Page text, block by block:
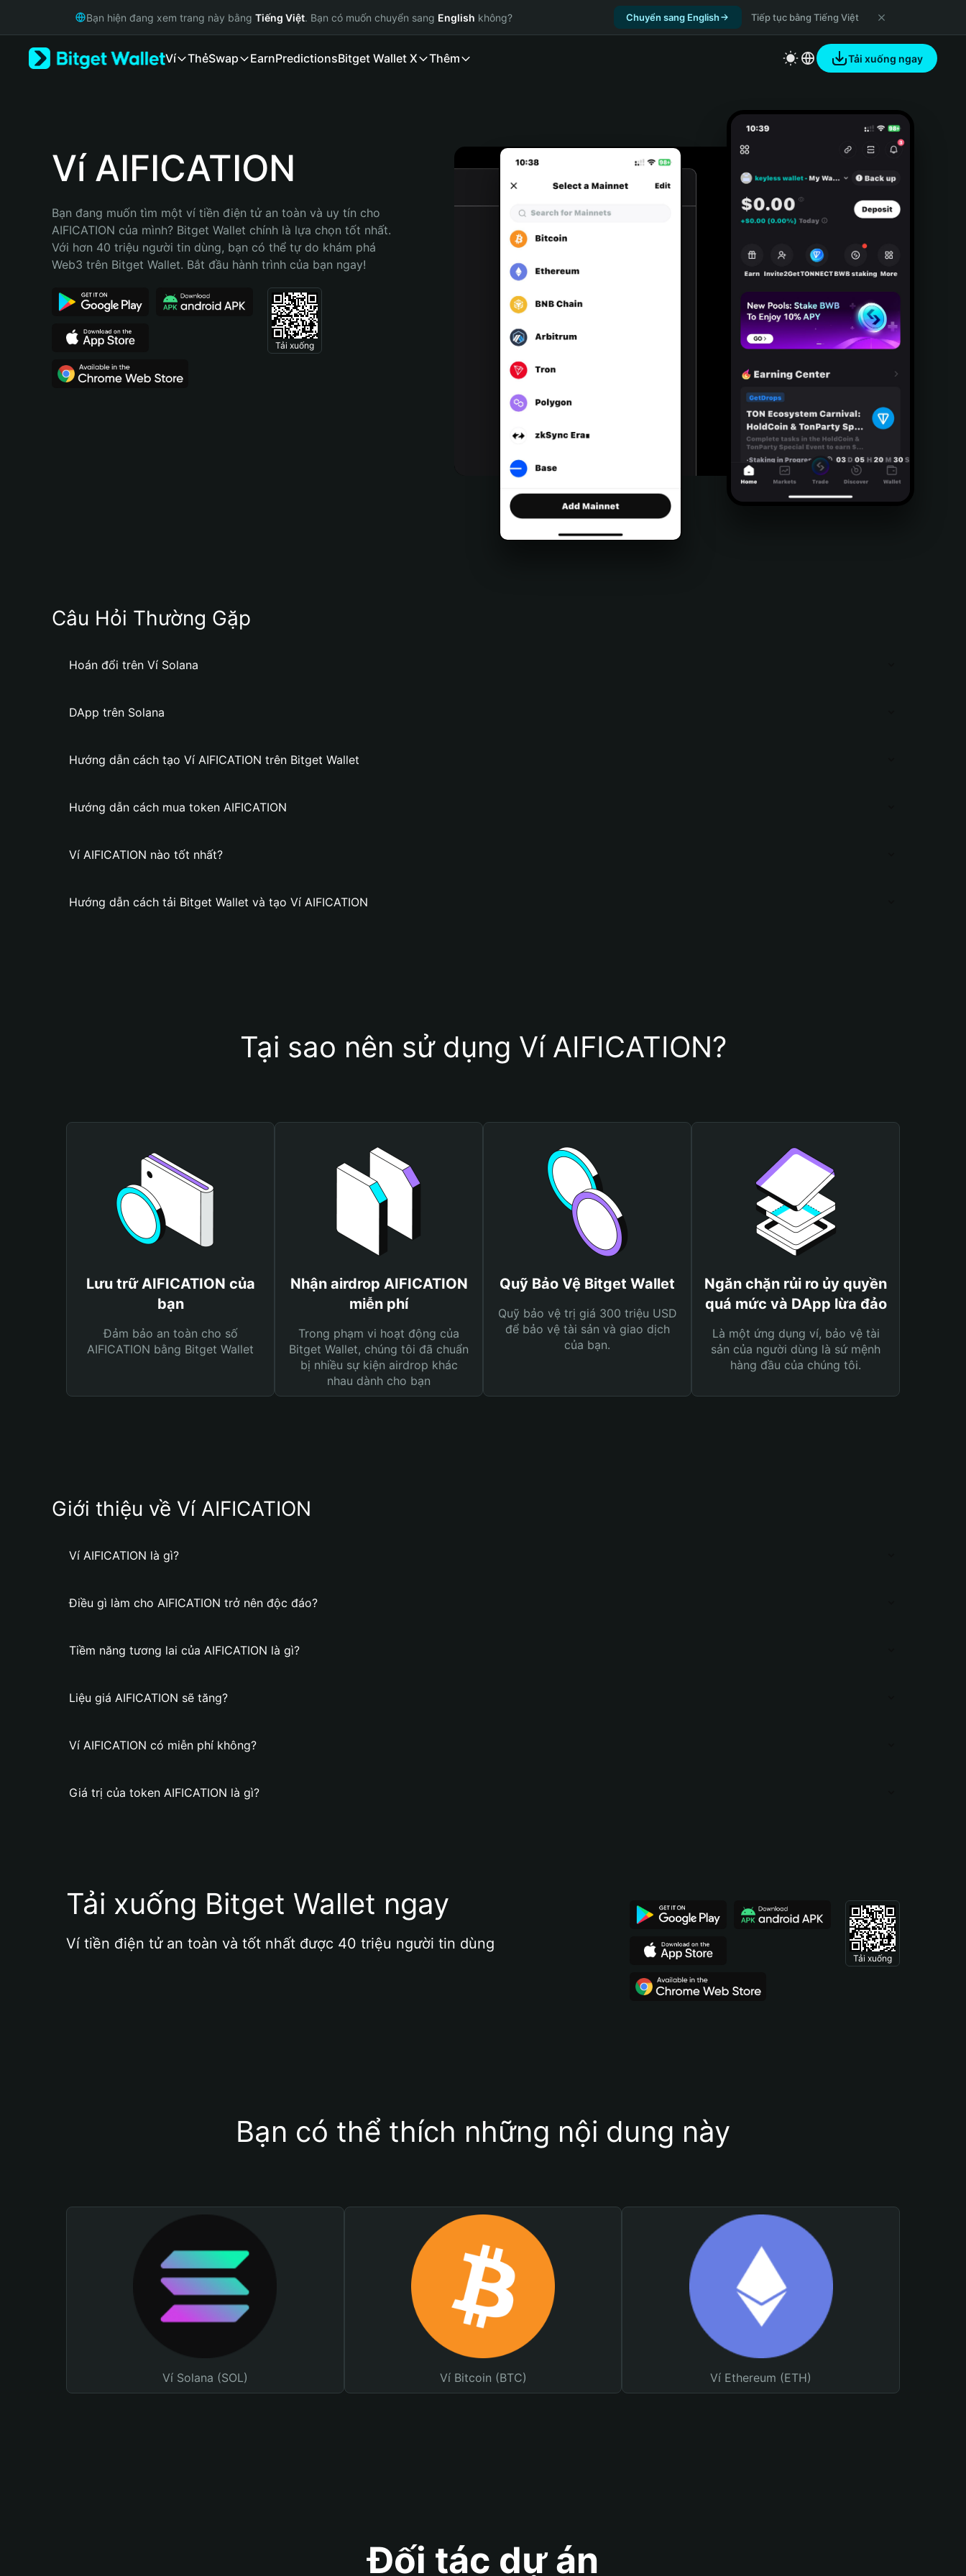
Русский
Bahasa Indonesia
Português (Brasil)
Bạn hiện đang xem trang này bằng Tiếng Việt. Bạn có muốn chuyển sang English không? Chuyển sang English Tiếp tục bằng Tiếng Việt
Ví ThẻSwap EarnPredictionsBitget Wallet X Thêm Tải xuống ngay
Ví AIFICATION
Bạn đang muốn tìm một ví tiền điện tử an toàn và uy tín cho
AIFICATION của mình? Bitget Wallet chính là lựa chọn tốt nhất.
Với hơn 40 triệu người tin dùng, bạn có thể tự do khám phá
Web3 trên Bitget Wallet. Bắt đầu hành trình của bạn ngay!
Tải xuống
Câu Hỏi Thường Gặp
Hoán đổi trên Ví Solana
DApp trên Solana
Hướng dẫn cách tạo Ví AIFICATION trên Bitget Wallet
Hướng dẫn cách mua token AIFICATION
Ví AIFICATION nào tốt nhất?
Hướng dẫn cách tải Bitget Wallet và tạo Ví AIFICATION
Tại sao nên sử dụng Ví AIFICATION?
Lưu trữ AIFICATION của
bạn
Đảm bảo an toàn cho số
AIFICATION bằng Bitget Wallet
Nhận airdrop AIFICATION
miễn phí
Trong phạm vi hoạt động của
Bitget Wallet, chúng tôi đã chuẩn
bị nhiều sự kiện airdrop khác
nhau dành cho bạn
Quỹ Bảo Vệ Bitget Wallet
Quỹ bảo vệ trị giá 300 triệu USD
để bảo vệ tài sản và giao dịch
của bạn.
Ngăn chặn rủi ro ủy quyền
quá mức và DApp lừa đảo
Là một ứng dụng ví, bảo vệ tài
sản của người dùng là sứ mệnh
hàng đầu của chúng tôi.
Giới thiệu về Ví AIFICATION
Ví AIFICATION là gì?
Điều gì làm cho AIFICATION trở nên độc đáo?
Tiềm năng tương lai của AIFICATION là gì?
Liệu giá AIFICATION sẽ tăng?
Ví AIFICATION có miễn phí không?
Giá trị của token AIFICATION là gì?
Tải xuống Bitget Wallet ngay
Ví tiền điện tử an toàn và tốt nhất được 40 triệu người tin dùng
Tải xuống
Bạn có thể thích những nội dung này
Ví Solana (SOL) Ví Bitcoin (BTC) Ví Ethereum (ETH)
Đối tác dự án